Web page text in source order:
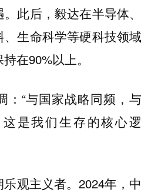
此后，毅达在半导体、
生命科学等硬科技领域
在90%以上。
：“与国家战略同频，与
是我们生存的核心逻
观主义者。2024年，中